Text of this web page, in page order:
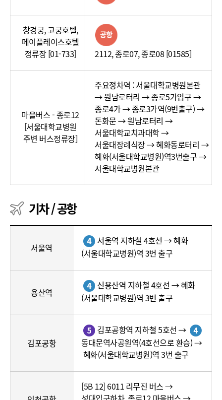
창경궁, 고궁호텔,
메이플레이스호텔
정류장 [01-733]
2112, 종로07, 종로08 [01585]
마을버스 - 종로12
[서울대학교병원
주변 버스정류장]
주요정차역 : 서울대학교병원본관
→ 원남로터리 → 종로5가입구 →
종로4가 → 종로3가역(9번출구) →
돈화문 → 원남로터리 →
서울대학교치과대학 →
서울대장례식장 → 혜화동로터리 →
혜화(서울대학교병원)역3번출구 →
서울대학교병원본관
기차 / 공항
지,
서울역
서울역 지하철 4호선 → 혜화
(서울대학교병원)역 3번 출구
용산역
신용산역 지하철 4호선 → 혜화
(서울대학교병원)역 3번 출구
김포공항
김포공항역 지하철 5호선 →
동대문역사공원역(4호선으로 환승) →
혜화(서울대학교병원)역 3번 출구
[5B 12] 6011 리무진 버스 →